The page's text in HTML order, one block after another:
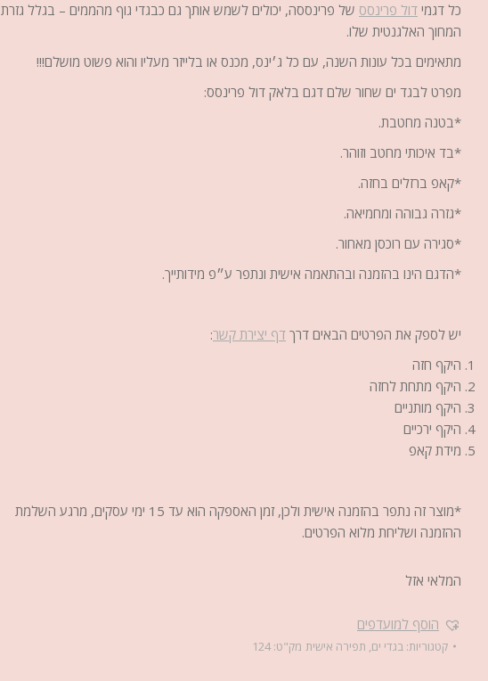
כל דגמידול פרינסס של פרינססה, יכולים לשמש אותך גם כבגדי גוף מהממים – בגלל גזרת
המחוך האלגנטית שלו.
מתאימים בכל עונות השנה, עם כל ג׳ינס, מכנס או בלייזר מעליו והוא פשוט מושלם!!!
מפרט לבגד ים שחור שלם דגם בלאק דול פרינסס:
*בטנה מחטבת.
*בד איכותי מחטב וזוהר.
*קאפ ברזלים בחזה.
*גזרה גבוהה ומחמיאה.
*סגירה עם רוכסן מאחור.
*הדגם הינו בהזמנה ובהתאמה אישית ונתפר ע״פ מידותייך.
יש לספק את הפרטים הבאים דרךדף יצירת קשר:
היקף חזה
היקף מתחת לחזה
היקף מותניים
היקף ירכיים
מידת קאפ
*מוצר זה נתפר בהזמנה אישית ולכן, זמן האספקה הוא עד 15 ימי עסקים, מרגע השלמת
ההזמנה ושליחת מלוא הפרטים.
המלאי אזל
הוסף למועדפים
קטגוריות:בגדי ים, תפירה אישית מק"ט:124